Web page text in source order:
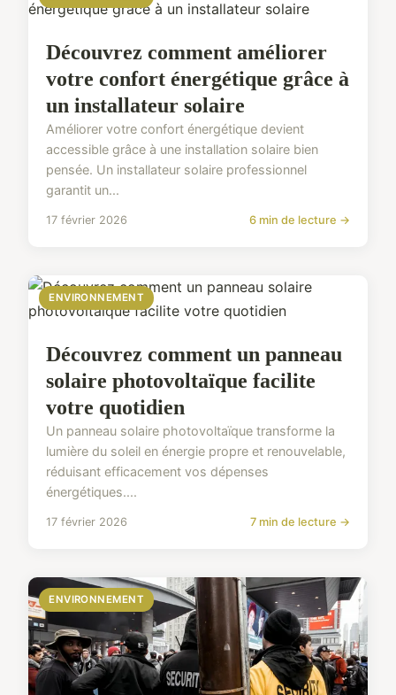
Découvrez comment améliorer
votre confort énergétique grâce à
un installateur solaire
Améliorer votre confort énergétique devient
accessible grâce à une installation solaire bien
pensée. Un installateur solaire professionnel
garantit un...
17 février 2026 6 min de lecture →
ENVIRONNEMENT
Découvrez comment un panneau
solaire photovoltaïque facilite
votre quotidien
Un panneau solaire photovoltaïque transforme la
lumière du soleil en énergie propre et renouvelable,
réduisant efficacement vos dépenses
énergétiques....
17 février 2026 7 min de lecture →
ENVIRONNEMENT